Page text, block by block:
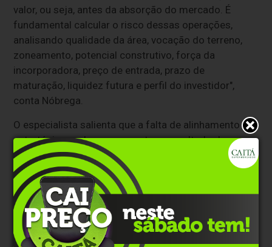
valor, ou seja, antes da absorção do mercado. É
fundamental calcular o risco dessas operações,
analisando qualidade da área, vocação do terreno,
zoneamento, potencial construtivo, força da
incorporadora, preço de entrada, prazo de
maturação, liquidez futura e perfil do investidor",
conta Nóbrega.
O especialista salienta que a falta de alinhamento
estratégico pode comprometer o resultado de uma
operação imobiliária, e que o perfil, o prazo, o capital
e o objetivo devem estar alinhados para que a
transação seja eficiente. Segundo ele, a falta de
alinhamento resulta em uma estratégia mal definida.
"O problema, muitas vezes, não está no imóvel. Um
investidor de curto prazo não pode entrar em uma